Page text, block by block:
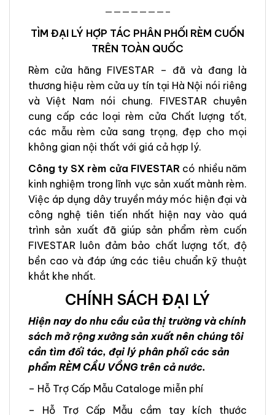
———————–
TÌM ĐẠI LÝ HỢP TÁC PHÂN PHỐI RÈM CUỐN
TRÊN TOÀN QUỐC
Rèm cửa hãng FIVESTAR – đã và đang là
thương hiệu rèm cửa uy tín tại Hà Nội nói riêng
và Việt Nam nói chung. FIVESTAR chuyên
cung cấp các loại rèm cửa Chất lượng tốt,
các mẫu rèm cửa sang trọng, đẹp cho mọi
không gian nội thất với giá cả hợp lý.
Công ty SX rèm cửa FIVESTAR có nhiều năm
kinh nghiệm trong lĩnh vực sản xuất mành rèm.
Việc áp dụng dây truyền máy móc hiện đại và
công nghệ tiên tiến nhất hiện nay vào quá
trình sản xuất đã giúp sản phẩm rèm cuốn
FIVESTAR luôn đảm bảo chất lượng tốt, độ
bền cao và đáp ứng các tiêu chuẩn kỹ thuật
khắt khe nhất.
CHÍNH SÁCH ĐẠI LÝ
Hiện nay do nhu cầu của thị trường và chính
sách mở rộng xưởng sản xuất nên chúng tôi
cần tìm đối tác, đại lý phân phối các sản
phẩm RÈM CẦU VỒNG trên cả nước.
– Hỗ Trợ Cấp Mẫu Cataloge miễn phí
– Hỗ Trợ Cấp Mẫu cầm tay kích thước